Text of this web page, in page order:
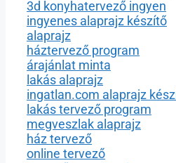
3d konyhatervező ingyen
ingyenes alaprajz készítő
alaprajz
háztervező program
árajánlat minta
lakás alaprajz
ingatlan.com alaprajz
lakás tervező program
megveszlak alaprajz
ház tervező
online tervező